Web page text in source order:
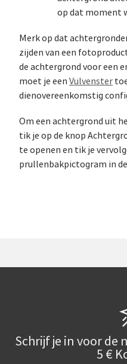
op dat moment
Merk op dat
zijden van een
de achtergrond voor een
moet je een Vulvenster
dienovereenkomstig
Om een achtergrond uit
tik je op de knop
te openen en tik je
prullenbakpictogram in
Schrijf je in voor de
5 €